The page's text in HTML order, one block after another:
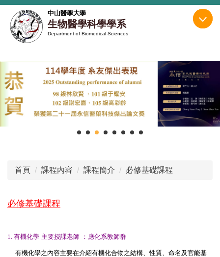
跳
到
主
區
中山醫學大學
生物醫學科學學系
Department of Biomedical Sciences
首頁 課程內容 課程簡介 必修基礎課程
必修基礎課程
1. 有機化學 主要授課老師 ：應化系教師群
有機化學之內容主要在介紹有機化合物之結構、性質、命名及官能基